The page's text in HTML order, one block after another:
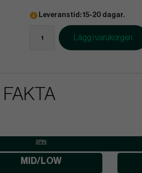
Leveranstid: 15-20 dagar.
Lägg i varukorgen
FAKTA
SPIN:
MID/LOW